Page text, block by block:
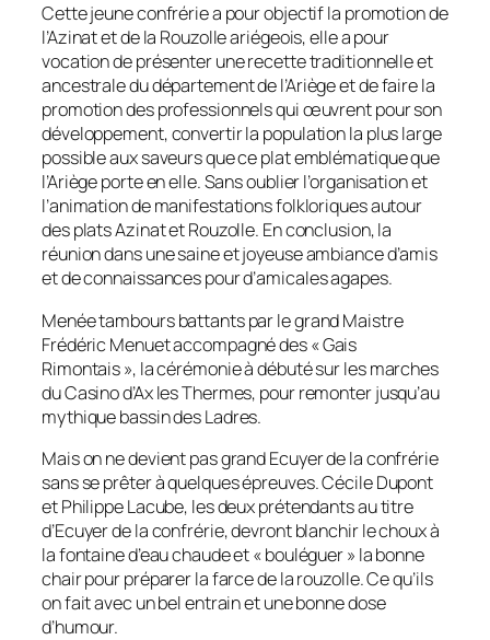
Cette jeune confrérie a pour objectif la promotion de
l’Azinat et de la Rouzolle ariégeois, elle a pour
vocation de présenter une recette traditionnelle et
ancestrale du département de l’Ariège et de faire la
promotion des professionnels qui œuvrent pour son
développement, convertir la population la plus large
possible aux saveurs que ce plat emblématique que
l’Ariège porte en elle. Sans oublier l’organisation et
l’animation de manifestations folkloriques autour
des plats Azinat et Rouzolle. En conclusion, la
réunion dans une saine et joyeuse ambiance d’amis
et de connaissances pour d’amicales agapes.
Menée tambours battants par le grand Maistre
Frédéric Menuet accompagné des « Gais
Rimontais », la cérémonie à débuté sur les marches
du Casino d’Ax les Thermes, pour remonter jusqu’au
mythique bassin des Ladres.
Mais on ne devient pas grand Ecuyer de la confrérie
sans se prêter à quelques épreuves. Cécile Dupont
et Philippe Lacube, les deux prétendants au titre
d’Ecuyer de la confrérie, devront blanchir le choux à
la fontaine d’eau chaude et « bouléguer » la bonne
chair pour préparer la farce de la rouzolle. Ce qu’ils
on fait avec un bel entrain et une bonne dose
d’humour.